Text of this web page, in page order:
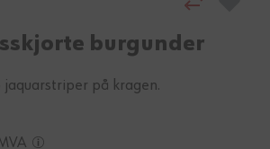
burgunder
jaquarstriper på kragen.